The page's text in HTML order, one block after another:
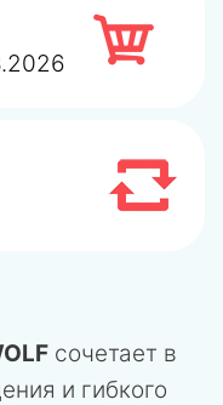
сочетает в
и гибкого